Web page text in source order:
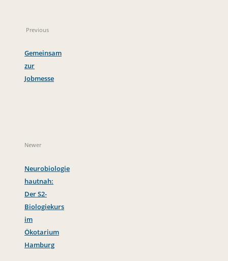
Previous
Gemeinsam
zur
Jobmesse
Newer
Neurobiologie
hautnah:
Der S2-
Biologiekurs
im
Ökotarium
Hamburg